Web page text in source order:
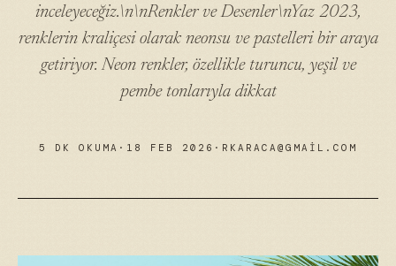
inceleyeceğiz.\n\nRenkler ve Desenler\nYaz 2023,
renklerin kraliçesi olarak neonsu ve pastelleri bir araya
getiriyor. Neon renkler, özellikle turuncu, yeşil ve
pembe tonlarıyla dikkat
5 DK OKUMA · 18 FEB 2026 · RKARACA@GMAIL.COM